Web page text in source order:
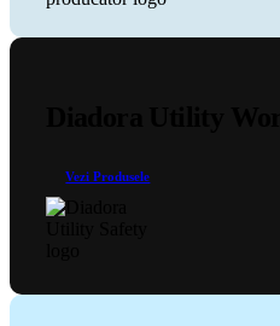
Vezi Produsele